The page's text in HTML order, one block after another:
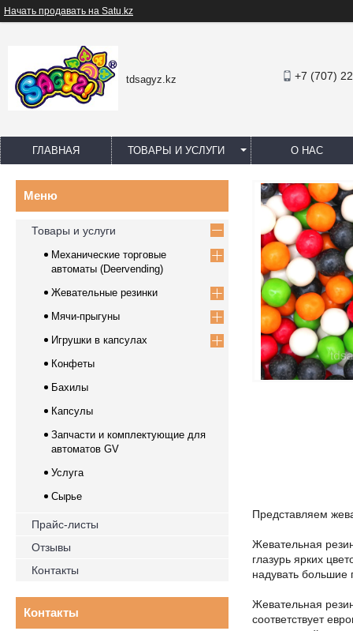
Начать продавать на Satu.kz
tdsagyz.kz +7 (707)
ГЛАВНАЯ ТОВАРЫ И УСЛУГИ О НАС
Представляем
Жевательная
глазурь ярких
надувать большие
Жевательная
соответствует
Товары и услуги
Механические торговые
автоматы (Deervending)
Жевательные резинки
Мячи-прыгуны
Игрушки в капсулах
Конфеты
Бахилы
Капсулы
Запчасти и комплектующие для
автоматов GV
Услуга
Сырье
Прайс-листы
Отзывы
Контакты
Контакты